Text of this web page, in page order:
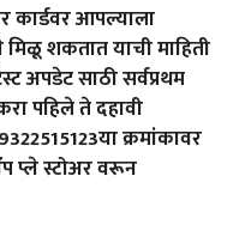
कार्डवर आपल्याला
शकतात याची माहिती
अपडेट साठी सर्वप्रथम
पहिले ते दहावी
क्रमांकावर
प्ले स्टोअर वरून